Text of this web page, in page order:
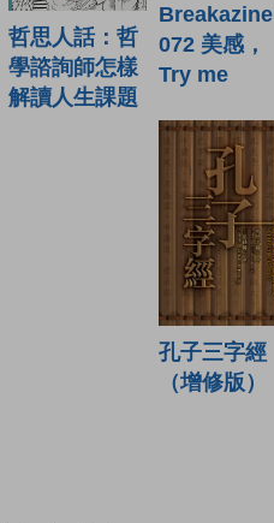
哲思人話：哲
學諮詢師怎樣
解讀人生課題
Breakazine
072 美感，
Try me
孔子三字經
（增修版）